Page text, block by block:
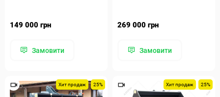
149 000 грн
Замовити
269 000 грн
Замовити
Хит продаж 25% Хит продаж 25%